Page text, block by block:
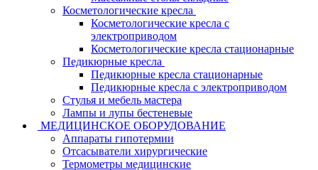
Косметологические кресла
Косметологические кресла с
электроприводом
Косметологические кресла стационарные
Педикюрные кресла
Педикюрные кресла стационарные
Педикюрные кресла с электроприводом
Стулья и мебель мастера
Лампы и лупы бестеневые
МЕДИЦИНСКОЕ ОБОРУДОВАНИЕ
Аппараты гипотермии
Отсасыватели хирургические
Термометры медицинские